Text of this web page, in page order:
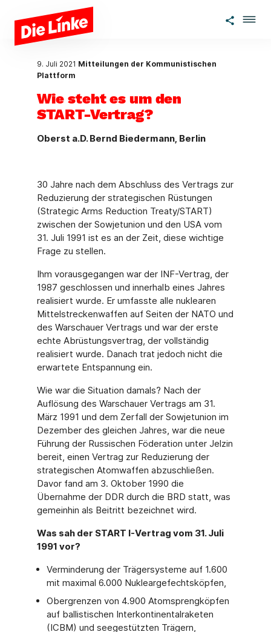
Zum Hauptinhalt springen
9. Juli 2021 Mitteilungen der Kommunistischen
Plattform
Wie steht es um den
START-Vertrag?
Oberst a.D. Bernd Biedermann, Berlin
30 Jahre nach dem Abschluss des Vertrags zur
Reduzierung der strategischen Rüstungen
(Strategic Arms Reduction Treaty/START)
zwischen der Sowjetunion und den USA vom
31. Juli 1991 ist es an der Zeit, diese wichtige
Frage zu stellen.
Ihm vorausgegangen war der INF-Vertrag, der
1987 geschlossen und innerhalb eines Jahres
realisiert wurde. Er umfasste alle nuklearen
Mittelstreckenwaffen auf Seiten der NATO und
des Warschauer Vertrags und war der erste
echte Abrüstungsvertrag, der vollständig
realisiert wurde. Danach trat jedoch nicht die
erwartete Entspannung ein.
Wie war die Situation damals? Nach der
Auflösung des Warschauer Vertrags am 31.
März 1991 und dem Zerfall der Sowjetunion im
Dezember des gleichen Jahres, war die neue
Führung der Russischen Föderation unter Jelzin
bereit, einen Vertrag zur Reduzierung der
strategischen Atomwaffen abzuschließen.
Davor fand am 3. Oktober 1990 die
Übernahme der DDR durch die BRD statt, was
gemeinhin als Beitritt bezeichnet wird.
Was sah der START I-Vertrag vom 31. Juli
1991 vor?
Verminderung der Trägersysteme auf 1.600
mit maximal 6.000 Nukleargefechtsköpfen,
Obergrenzen von 4.900 Atomsprengköpfen
auf ballistischen Interkontinentalraketen
(ICBM) und seegestützten Trägern,